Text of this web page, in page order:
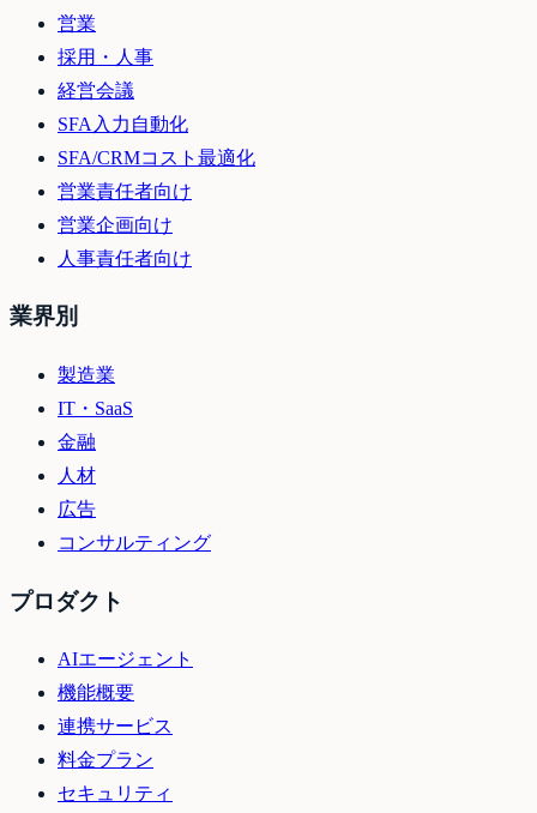
営業
採用・人事
経営会議
SFA入力自動化
SFA/CRMコスト最適化
営業責任者向け
営業企画向け
人事責任者向け
業界別
製造業
IT・SaaS
金融
人材
広告
コンサルティング
プロダクト
AIエージェント
機能概要
連携サービス
料金プラン
セキュリティ